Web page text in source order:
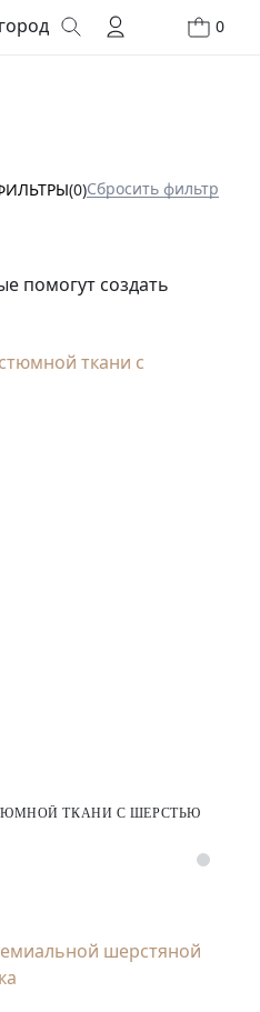
0
(0)Сбросить фильтр
помогут создать
ТКАНИ С ШЕРСТЬЮ